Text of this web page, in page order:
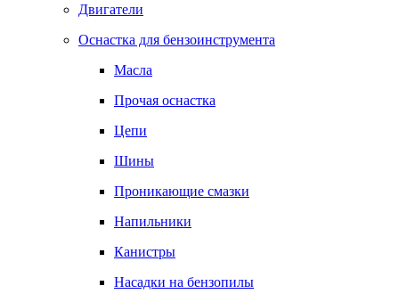
Двигатели
Оснастка для бензоинструмента
Масла
Прочая оснастка
Цепи
Шины
Проникающие смазки
Напильники
Канистры
Насадки на бензопилы